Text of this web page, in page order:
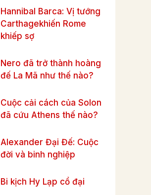
Hannibal Barca: Vị tướng
Carthagekhiến Rome
khiếp sợ
Nero đã trở thành hoàng
đế La Mã như thế nào?
Cuộc cải cách của Solon
đã cứu Athens thế nào?
Alexander Đại Đế: Cuộc
đời và binh nghiệp
Bi kịch Hy Lạp cổ đại